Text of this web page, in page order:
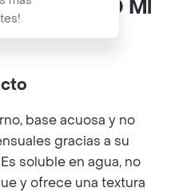
Intimo 250 Ml
base acuosa y no
gracias a su
soluble en agua, no
y ofrece una textura